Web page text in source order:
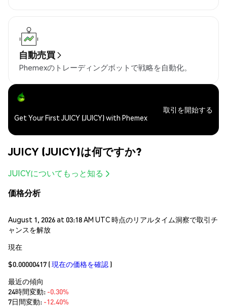
自動売買
Phemexのトレーディングボットで戦略を自動化。
Get Your First JUICY (JUICY) with Phemex
取引を開始する
JUICY (JUICY)は何ですか?
JUICYについてもっと知る
価格分析
August 1, 2026 at 03:18 AM UTC 時点のリアルタイム洞察で取引チ
ャンスを解放
現在
$0.00000417 (現在の価格を確認 )
最近の傾向
24時間変動: -0.30%
7日間変動: -12.40%